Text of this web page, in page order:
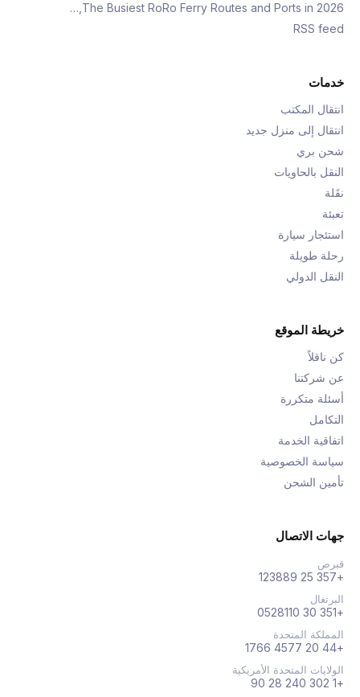
The Busiest RoRo Ferry Routes and Ports in 2026,…
RSS feed
خدمات
انتقال المكتب
انتقال إلى منزل جديد
شحن بري
النقل بالحاويات
نقَلة
تعبئة
استئجار سيارة
رحلة طويلة
النقل الدولي
خريطة الموقع
كن ناقلاً
عن شركتنا
أسئلة متكررة
التكامل
اتفاقية الخدمة
سياسة الخصوصية
تأمين الشحن
جهات الاتصال
قبرص
+357 25 123889
البرتغال
+351 30 0528110
المملكة المتحدة
+44 20 4577 1766
الولايات المتحدة الأمريكية
+1 302 240 28 90